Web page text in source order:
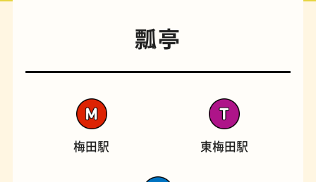
ソフトクリーム スポーツバー
瓢亭
梅田駅 東梅田駅